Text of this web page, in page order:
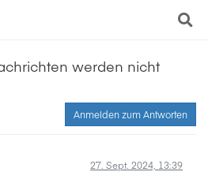
werden nicht
Anmelden zum Antworten
27. Sept. 2024, 13:39